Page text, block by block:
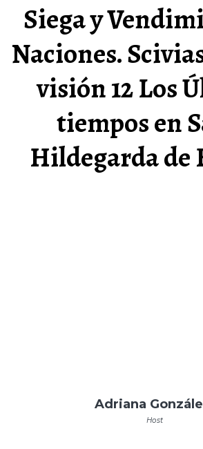
Siega y
Naciones.
visión 12 Los
tiempos en
Hildegarda de
Adriana
Host